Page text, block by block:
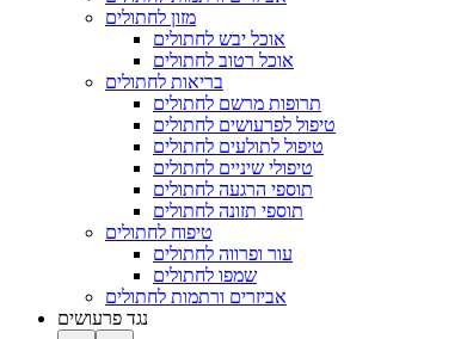
מזון לחתולים
אוכל יבש לחתולים
אוכל רטוב לחתולים
בריאות לחתולים
תרופות מרשם לחתולים
טיפול לפרעושים לחתולים
טיפול לתולעים לחתולים
טיפולי שיניים לחתולים
תוספי הרגעה לחתולים
תוספי תזונה לחתולים
טיפוח לחתולים
עור ופרווה לחתולים
שמפו לחתולים
אביזרים ורתמות לחתולים
נגד פרעושים